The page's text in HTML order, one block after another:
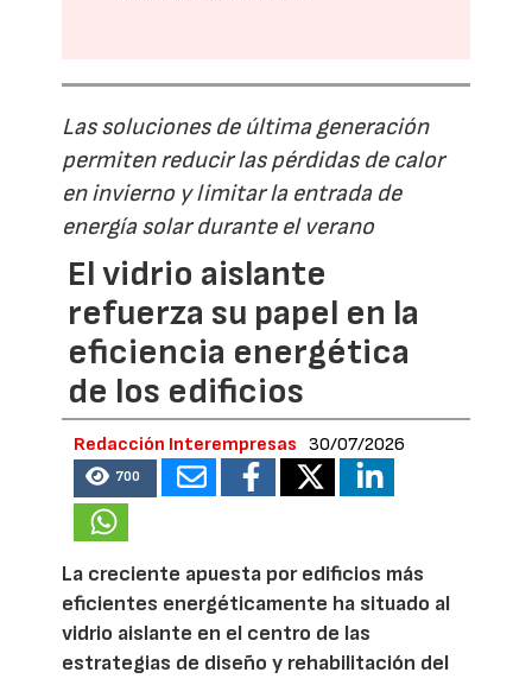
Las soluciones de última generación
permiten reducir las pérdidas de calor
en invierno y limitar la entrada de
energía solar durante el verano
El vidrio aislante
refuerza su papel en la
eficiencia energética
de los edificios
Redacción Interempresas 30/07/2026
700
La creciente apuesta por edificios más
eficientes energéticamente ha situado al
vidrio aislante en el centro de las
estrategias de diseño y rehabilitación del